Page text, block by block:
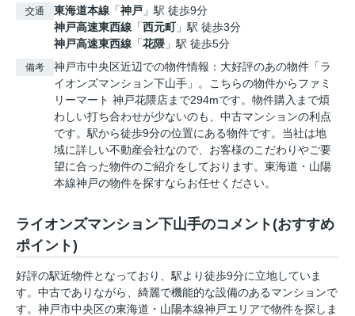
交通 東海道本線 「神戸 」駅 徒歩9分
神戸高速東西線 「西元町」駅 徒歩3分
神戸高速東西線 「花隈 」駅 徒歩5分
備考
神戸市中央区近辺での物件情報：大好評のあの物件「ラ
イオンズマンション下山手」。こちらの物件からファミ
リーマート 神戸花隈店まで294mです。物件購入まで煩
わしい打ち合わせが少ないのも、中古マンションの利点
です。駅から徒歩9分の位置にある物件です。当社は地
域に詳しい不動産会社なので、お客様のこだわりやご要
望に合った物件のご紹介をしております。東海道・山陽
本線神戸の物件を探すならお任せください。
ライオンズマンション下山手のコメント(おすすめ
ポイント)
好評の駅近物件となっており、駅より徒歩9分に立地していま
す。中古でありながら、綺麗で機能的な設備のあるマンションで
す。神戸市中央区の東海道・山陽本線神戸エリアで物件を探しま